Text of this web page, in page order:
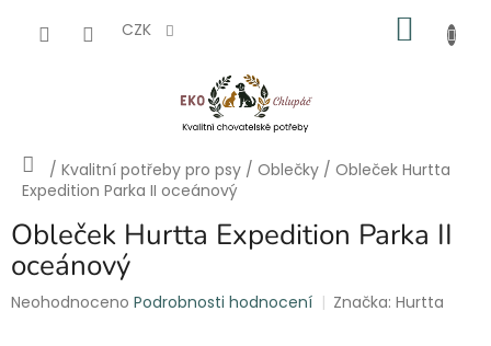
CZK
Domů
/ Kvalitní potřeby pro psy / Oblečky / Obleček Hurtta
Expedition Parka II oceánový
Obleček Hurtta Expedition Parka II
oceánový
Průměrné
Neohodnoceno Podrobnosti hodnocení Značka:Hurtta